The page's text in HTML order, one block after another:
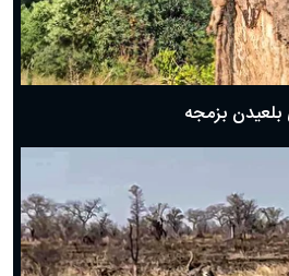
بلعیدن بزمجه